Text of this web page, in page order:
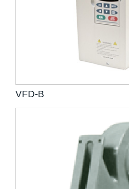
VFD-B